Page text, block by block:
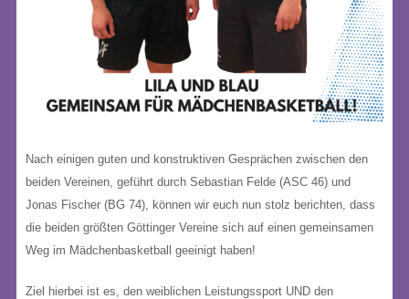
Nach einigen guten und konstruktiven Gesprächen zwischen den
beiden Vereinen, geführt durch Sebastian Felde (ASC 46) und
Jonas Fischer (BG 74), können wir euch nun stolz berichten, dass
die beiden größten Göttinger Vereine sich auf einen gemeinsamen
Weg im Mädchenbasketball geeinigt haben!
Ziel hierbei ist es, den weiblichen Leistungssport UND den